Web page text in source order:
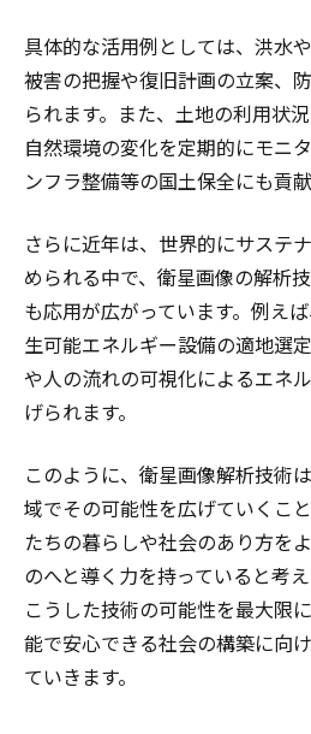
具体的な活用例としては、洪水
被害の把握や復旧計画の立案、
られます。また、土地の利用状
自然環境の変化を定期的にモニ
ンフラ整備等の国土保全にも貢
さらに近年は、世界的にサステ
められる中で、衛星画像の解析
も応用が広がっています。例え
生可能エネルギー設備の適地選
や人の流れの可視化によるエネ
げられます。
このように、衛星画像解析技術
域でその可能性を広げていくこ
たちの暮らしや社会のあり方を
のへと導く力を持っていると考
こうした技術の可能性を最大限
能で安心できる社会の構築に向
ていきます。